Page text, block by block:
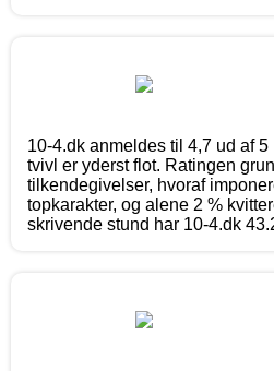
10-4.dk anmeldes til 4,7 ud af
tvivl er yderst flot. Ratingen
tilkendegivelser, hvoraf
topkarakter, og alene 2 %
skrivende stund har 10-4.dk